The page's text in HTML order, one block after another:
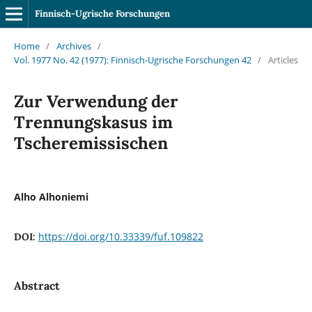
Finnisch-Ugrische Forschungen
Home / Archives /
Vol. 1977 No. 42 (1977): Finnisch-Ugrische Forschungen 42 / Articles
Zur Verwendung der
Trennungskasus im
Tscheremissischen
Alho Alhoniemi
DOI: https://doi.org/10.33339/fuf.109822
Abstract